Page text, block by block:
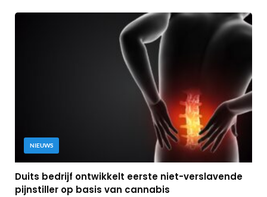
NIEUWS
Duits bedrijf ontwikkelt eerste niet-verslavende
pijnstiller op basis van cannabis